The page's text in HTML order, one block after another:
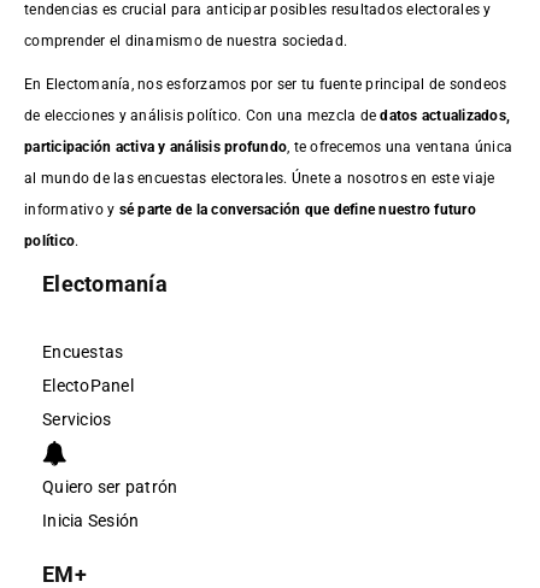
tendencias es crucial para anticipar posibles resultados electorales y
comprender el dinamismo de nuestra sociedad.
En Electomanía, nos esforzamos por ser tu fuente principal de sondeos
de elecciones y análisis político. Con una mezcla dedatos actualizados,
participación activa y análisis profundo , te ofrecemos una ventana única
al mundo de las encuestas electorales. Únete a nosotros en este viaje
informativo y sé parte de la conversación que define nuestro futuro
político.
Electomanía
Encuestas
ElectoPanel
Servicios
Quiero ser patrón
Inicia Sesión
EM+